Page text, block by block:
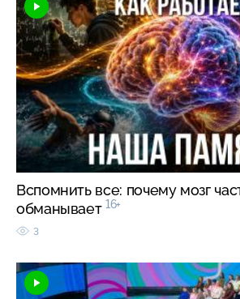
Вспомнить все: почему мозг
обманывает 16+
3